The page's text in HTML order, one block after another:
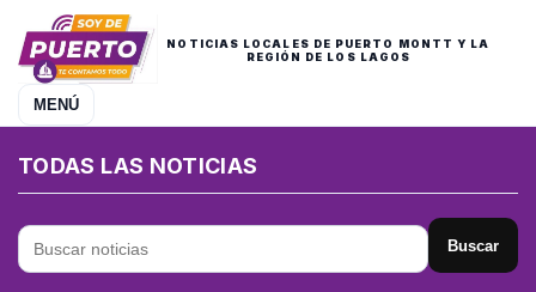
NOTICIAS LOCALES DE PUERTO MONTT Y LA
REGIÓN DE LOS LAGOS
MENÚ
TODAS LAS NOTICIAS
Buscar